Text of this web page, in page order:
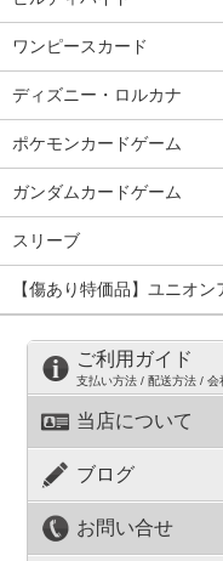
ワンピースカード
ディズニー・ロルカナ
ポケモンカードゲーム
ガンダムカードゲーム
スリーブ
【傷あり特価品】ユニオン
ご利用ガイド
支払い方法 / 配送方法 / 会
当店について
ブログ
お問い合せ